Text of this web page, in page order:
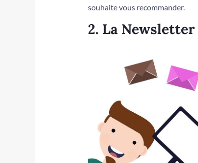
souhaite vous recommander.
2. La Newsletter